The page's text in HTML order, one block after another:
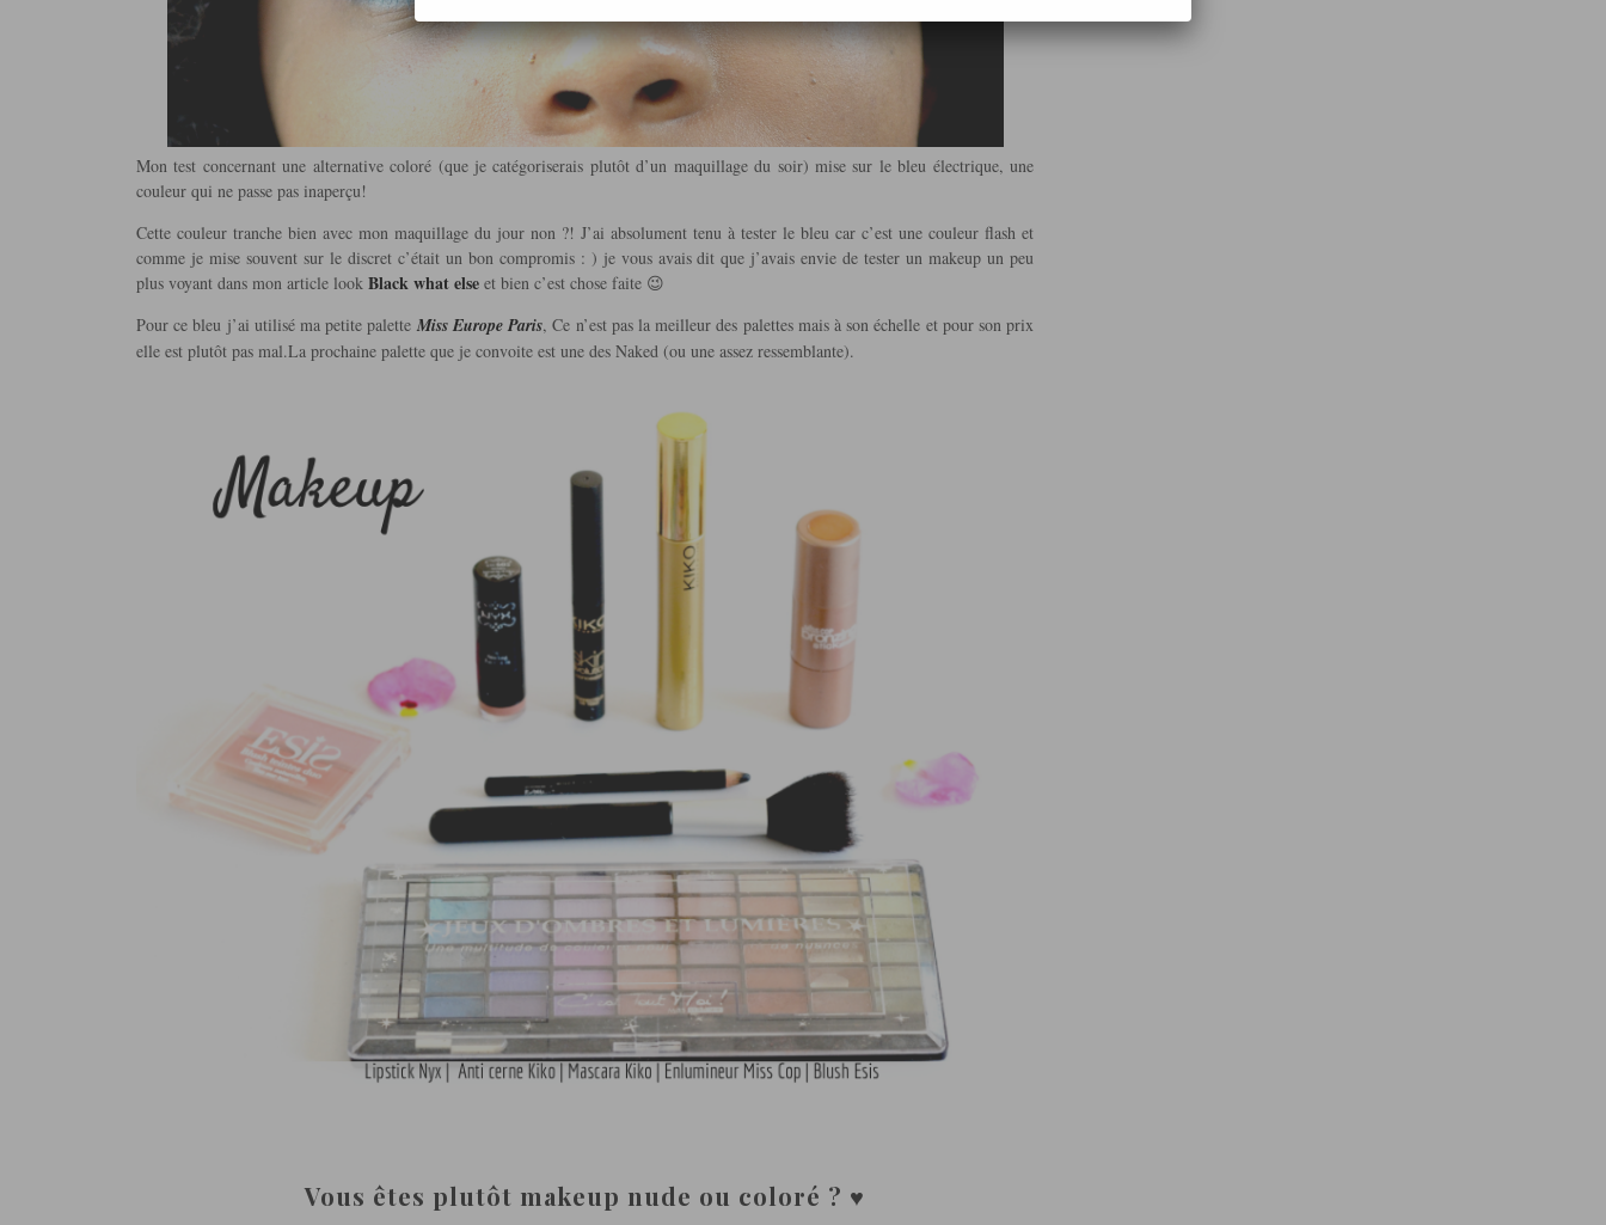
Mon test concernant une alternative coloré (que je catégoriserais plutôt d’un maquillage du soir) mise sur le bleu électrique, une
couleur qui ne passe pas inaperçu!
Cette couleur tranche bien avec mon maquillage du jour non ?! J’ai absolument tenu à tester le bleu car c’est une couleur flash et
comme je mise souvent sur le discret c’était un bon compromis : ) je vous avais dit que j’avais envie de tester un makeup un peu
plus voyant dans mon article look Black what else et bien c’est chose faite 😉
Pour ce bleu j’ai utilisé ma petite paletteMiss Europe Paris, Ce n’est pas la meilleur des palettes mais à son échelle et pour son prix
elle est plutôt pas mal.La prochaine palette que je convoite est une des Naked (ou une assez ressemblante).
Vous êtes plutôt makeup nude ou coloré ? ♥